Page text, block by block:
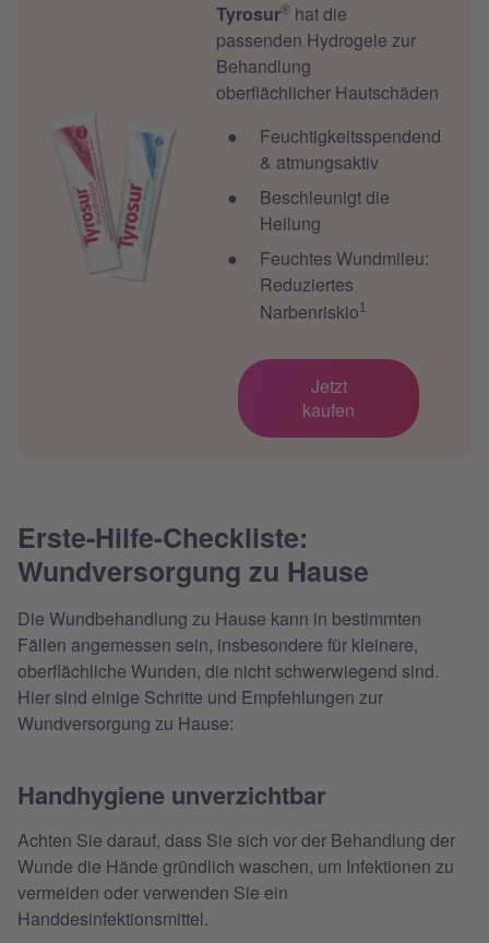
Tyrosur® hat die
passenden Hydrogele zur
Behandlung
oberflächlicher Hautschäden
Feuchtigkeitsspendend
& atmungsaktiv
Beschleunigt die
Heilung
Feuchtes Wundmileu:
Reduziertes
Narbenriskio1
Jetzt
kaufen
Erste-Hilfe-Checkliste:
Wundversorgung zu Hause
Die Wundbehandlung zu Hause kann in bestimmten
Fällen angemessen sein, insbesondere für kleinere,
oberflächliche Wunden, die nicht schwerwiegend sind.
Hier sind einige Schritte und Empfehlungen zur
Wundversorgung zu Hause:
Handhygiene unverzichtbar
Achten Sie darauf, dass Sie sich vor der Behandlung der
Wunde die Hände gründlich waschen, um Infektionen zu
vermeiden oder verwenden Sie ein
Handdesinfektionsmittel.